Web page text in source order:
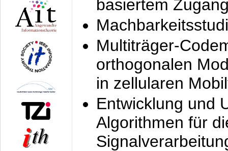
basiertem
Multiträger-
orthogonalen
in zellularen
Entwicklung und
Algorithmen für